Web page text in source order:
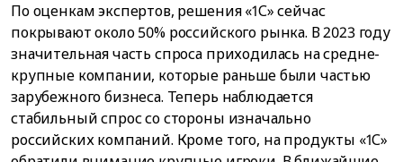
По оценкам экспертов, решения «1С» сейчас
покрывают около 50% российского рынка. В 2023 году
значительная часть спроса приходилась на средне-
крупные компании, которые раньше были частью
зарубежного бизнеса. Теперь наблюдается
стабильный спрос со стороны изначально
российских компаний. Кроме того, на продукты «1С»